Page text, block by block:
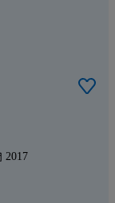
2017